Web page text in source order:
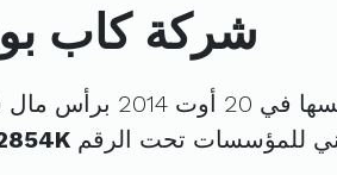
شركة كاب
برأس مال قدره
للمؤسسات تحت الرقم